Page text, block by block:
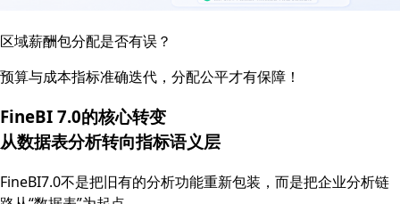
区域薪酬包分配是否有误？
预算与成本指标准确迭代，分配公平才有保障！
FineBI 7.0的核心转变
从数据表分析转向指标语义层
FineBI7.0不是把旧有的分析功能重新包装，而是把企业分析链